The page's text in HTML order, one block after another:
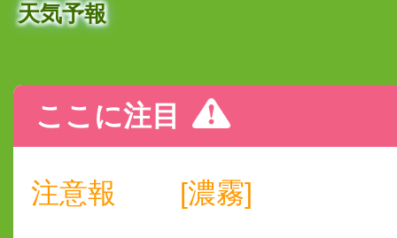
天気予報
ここに注目
注意報 [濃霧]